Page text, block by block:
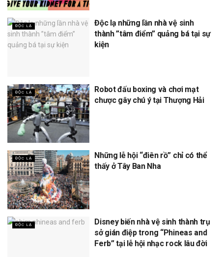
ĐỘC LẠ
Độc lạ những lần nhà vệ sinh
thành ”tâm điểm” quảng bá tại sự
kiện
ĐỘC LẠ
Robot đấu boxing và chơi mạt
chược gây chú ý tại Thượng Hải
ĐỘC LẠ
Những lễ hội “điên rồ” chỉ có thể
thấy ở Tây Ban Nha
ĐỘC LẠ
Disney biến nhà vệ sinh thành trụ
sở gián điệp trong “Phineas and
Ferb” tại lễ hội nhạc rock lâu đời